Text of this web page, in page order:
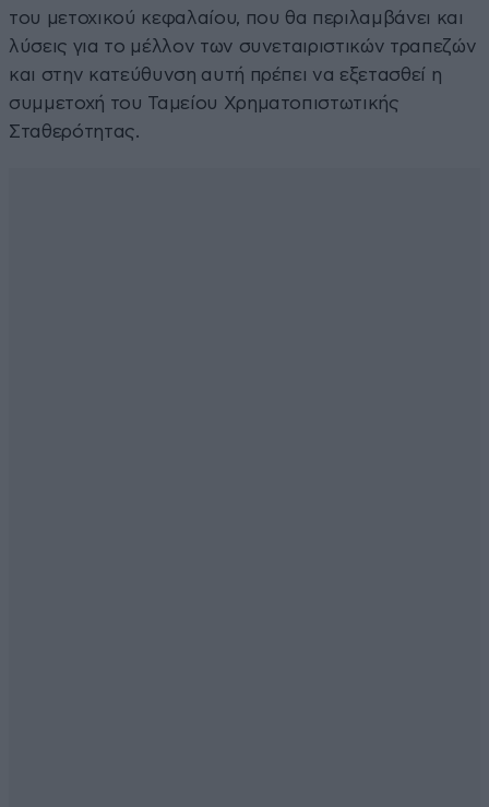
του μετοχικού κεφαλαίου, που θα περιλαμβάνει και
λύσεις για το μέλλον των συνεταιριστικών τραπεζών
και στην κατεύθυνση αυτή πρέπει να εξετασθεί η
συμμετοχή του Ταμείου Χρηματοπιστωτικής
Σταθερότητας.